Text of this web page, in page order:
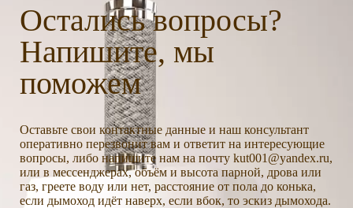
Остались вопросы?
Напишите, мы
поможем
Оставьте свои контактные данные и наш консультант
оперативно перезвонит вам и ответит на интересующие
вопросы, либо напишите нам на почту kut001@yandex.ru,
или в мессенджерах, объём и высота парной, дрова или
газ, греете воду или нет, расстояние от пола до конька,
если дымоход идёт наверх, если вбок, то эскиз дымохода.